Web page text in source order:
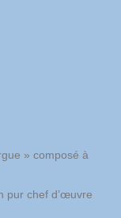
» composé à
pur chef d’œuvre